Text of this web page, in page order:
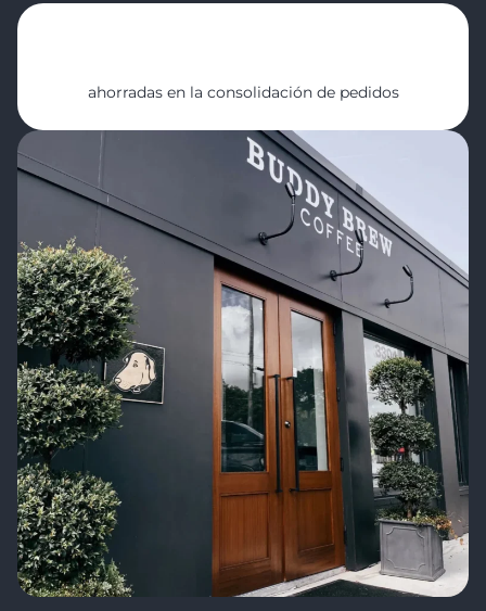
ahorradas en la consolidación de pedidos